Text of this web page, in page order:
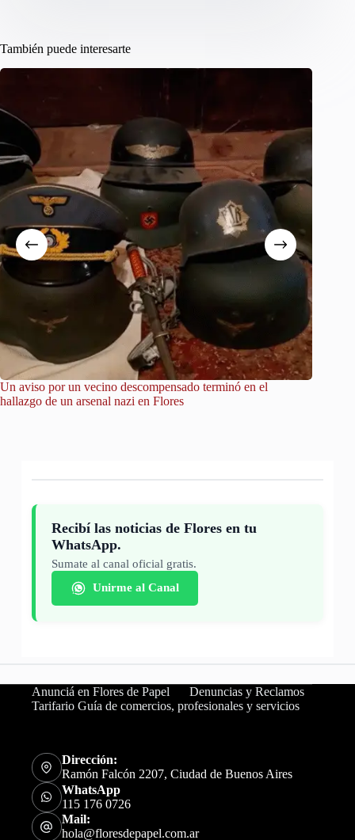
También puede interesarte
Un aviso por un vecino descompensado terminó en el
hallazgo de un arsenal nazi en Flores
Recibí las noticias de Flores en tu
WhatsApp.
Sumate al canal oficial gratis.
Unirme al Canal
Anunciá en Flores de Papel
Denuncias y Reclamos
Tarifario Guía de comercios, profesionales y servicios
Dirección:
Ramón Falcón 2207, Ciudad de Buenos Aires
WhatsApp
115 176 0726
Mail:
hola@floresdepapel.com.ar